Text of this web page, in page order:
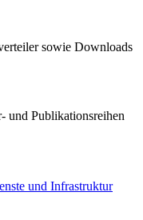
sowie Downloads
und Publikationsreihen
und Infrastruktur